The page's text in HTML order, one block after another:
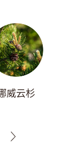
威云杉